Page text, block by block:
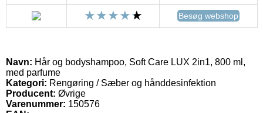
Besøg webshop
Navn: Hår og bodyshampoo, Soft Care LUX 2in1, 800 ml,
med parfume
Kategori: Rengøring / Sæber og hånddesinfektion
Producent: Øvrige
Varenummer: 150576